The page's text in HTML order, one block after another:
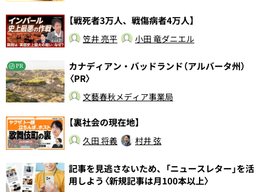
【戦死者3万人、戦傷病者4万人】
笠井 亮平 小田 竜ダニエル
PR
カナディアン・バッドランド（アルバータ州）
〈PR〉
文藝春秋メディア事業局
【裏社会の現在地】
久田 将義 村井 弦
記事を見逃さないため、「ニュースレター」を活
用しよう〈新規記事は月100本以上〉